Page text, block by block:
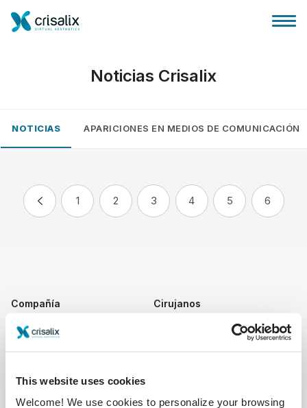
This website uses cookies
Welcome! We use cookies to personalize your browsing
Planes y Precios
Noticias Crisalix
NOTICIAS APARICIONES EN MEDIOS DE COMUNICACIÓN
1 2 3 4 5 6
Compañía
Sobre nosotros
Noticias
Cirujanos
Sección Cirujanos